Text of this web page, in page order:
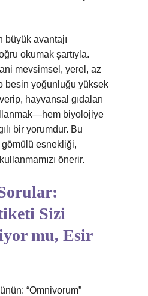
büyük avantajı
okumak şartıyla.
mevsimsel, yerel, az
besin yoğunluğu yüksek
hayvansal gıdaları
biyolojiye
bir yorumdur. Bu
gömülü esnekliği,
kullanmamızı önerir.
Sizi
mu, Esir
“Omnivorum”